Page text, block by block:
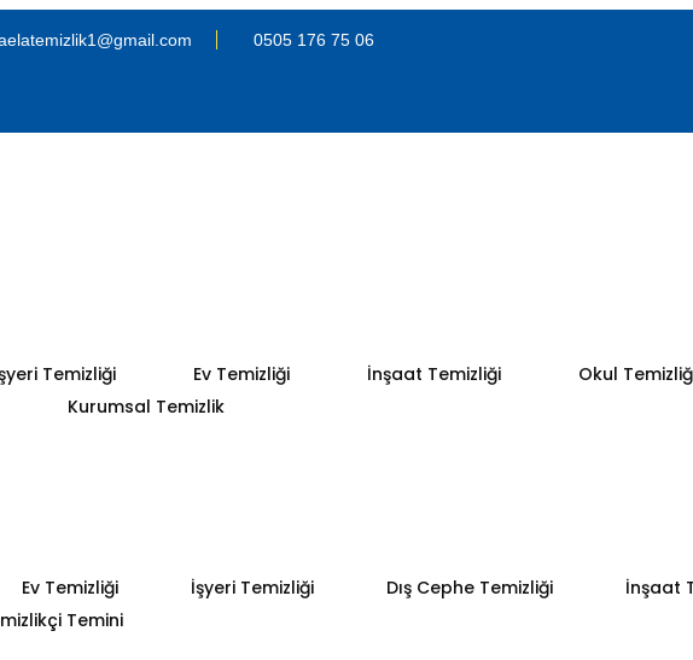
0505 176 75 06
Temizliği Ev Temizliği İnşaat Temizliği
Okul
Kurumsal Temizlik
Ev Temizliği İşyeri Temizliği Dış Cephe Temizliği
İnşaat
Temini